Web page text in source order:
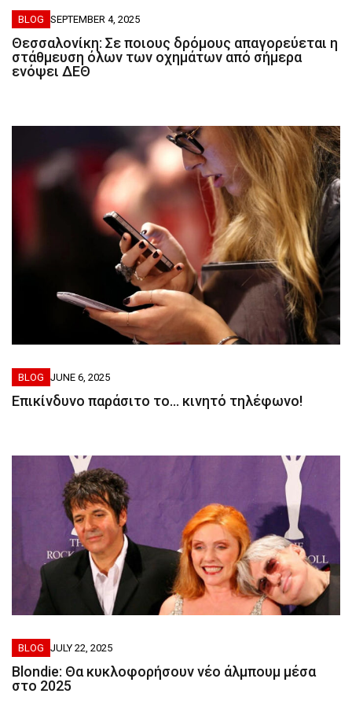
BLOG SEPTEMBER 4, 2025
Θεσσαλονίκη: Σε ποιους δρόμους απαγορεύεται η
στάθμευση όλων των οχημάτων από σήμερα
ενόψει ΔΕΘ
BLOG JUNE 6, 2025
Eπικίνδυνο παράσιτο το… κινητό τηλέφωνο!
BLOG JULY 22, 2025
Blondie: Θα κυκλοφορήσουν νέο άλμπουμ μέσα
στο 2025